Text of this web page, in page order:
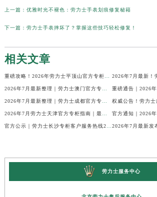
上一篇： 优雅时光不褪色：劳力士手表划痕修复秘籍
下一篇： 劳力士手表摔坏了？掌握这些技巧轻松修复！
相关文章
劳力士服务中心